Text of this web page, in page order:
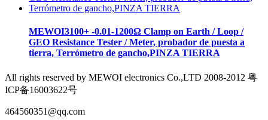
MEWOI3100+ -0.01-1200Ω Clamp on Earth / Loop /
GEO Resistance Tester / Meter, probador de puesta a
tierra, Terrómetro de gancho,PINZA TIERRA
All rights reserved by MEWOI electronics Co.,LTD 2008-2012 粤
ICP备16003622号
464560351@qq.com